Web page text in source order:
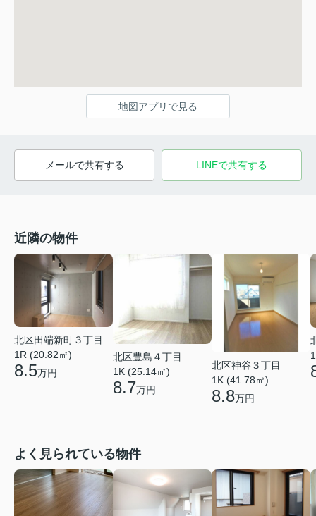
地図アプリで見る
メールで共有する LINEで共有する
近隣の物件
北区田端新町３丁目
1R (20.82㎡)
8.5万円
北区豊島４丁目
1K (25.14㎡)
8.7万円
北区神谷３丁目
1K (41.78㎡)
8.8万円
よく見られている物件